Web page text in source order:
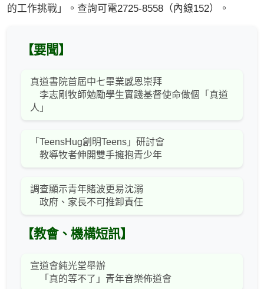
的工作挑戰」。查詢可電2725-8558（內線152）。
【要聞】
真道書院首屆中七畢業感恩崇拜
李志剛牧師勉勵學生實踐基督使命做個「真道
人」
「TeensHug創明Teens」研討會
教導牧者伸開雙手擁抱青少年
調查顯示青年賭波更易沈溺
政府、家長不可推卸責任
【教會、機構短訊】
宣道會純光堂舉辦
「真的等不了」青年音樂佈道會